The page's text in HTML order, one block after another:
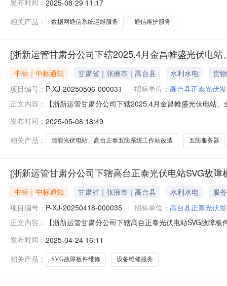
交货地点采购需求单位行项目备注1通信维护服务1项
运维服务六、采
发布时间： 2025-08-29 11:17
相关产品：
数据网通信系统运维服务 通信维护服务
[浙新运管甘肃分公司下辖2025.4月金昌帷盛光伏电
中标｜中标通知 甘肃省｜张掖市｜高台县 水利水电
货物
项目编号： P-XJ-20250506-000031 招标单位： 高台县正泰光伏
正文内容：
【浙新运管甘肃分公司下辖2025.4月金昌帷盛光伏电站
能光伏电站、高台正泰五防系统工作站改造三、采购执
价截止日期
发布时间： 2025-05-08 18:49
相关产品：
清能光伏电站、高台正泰五防系统工作站改造 五防服务器
[浙新运管甘肃分公司下辖高台正泰光伏电站SVG故障
中标｜中标通知 甘肃省｜张掖市｜高台县 水利水电
服务
项目编号： P-XJ-20250418-000035 招标单位： 高台县正泰光伏
正文内容：
【浙新运管甘肃分公司下辖高台正泰光伏电站SVG故障
新能电气有限公司五、询价类型：公开六、报价截止日
发布时间： 2025-04-24 16:11
相关产品：
SVG故障板件维修 设备维修服务